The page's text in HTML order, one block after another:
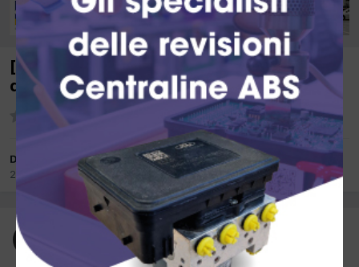
[meriva 09/2007 1248cc z13dtj 55Kw Diesel]
dopo la sosta il motore non riparte
Da Ospite antonio26
2 Dicembre 2012in Meccatronica
Ospite antonio26
2 Dicembre 2012